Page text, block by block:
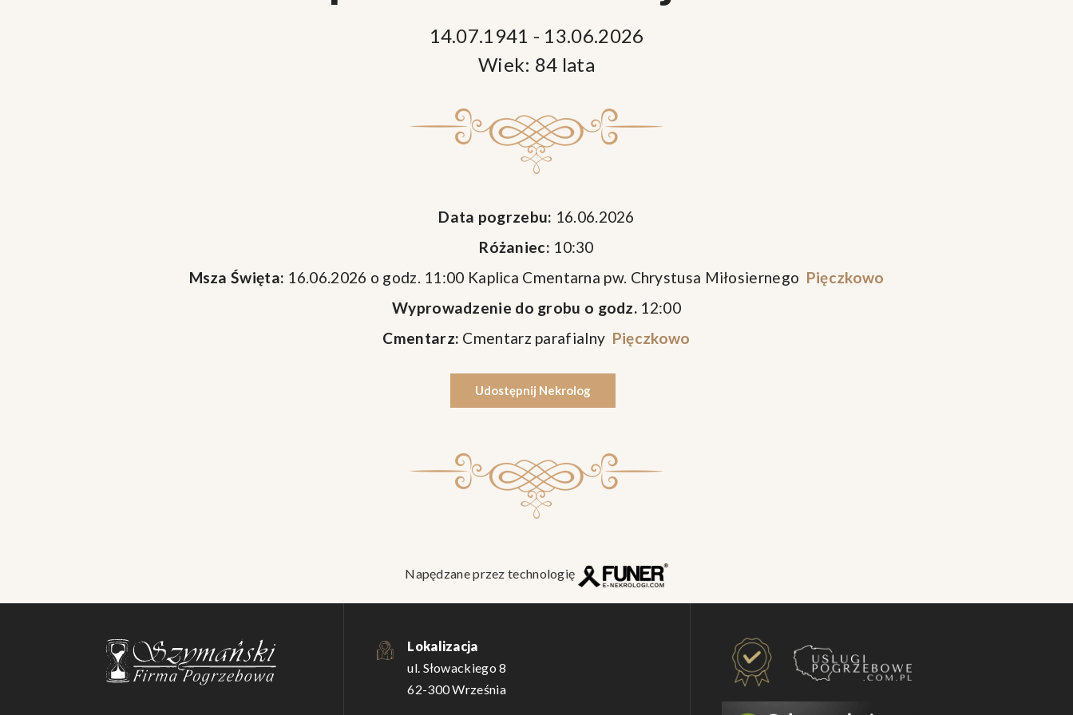
14.07.1941 - 13.06.2026
Wiek: 84 lata
Data pogrzebu: 16.06.2026
Różaniec: 10:30
Msza Święta: 16.06.2026 o godz. 11:00 Kaplica Cmentarna pw. Chrystusa Miłosiernego Pięczkowo
Wyprowadzenie do grobu o godz. 12:00
Cmentarz: Cmentarz parafialny Pięczkowo
Udostępnij Nekrolog
Napędzane przez technologię
Lokalizacja
ul. Słowackiego 8
62-300 Września